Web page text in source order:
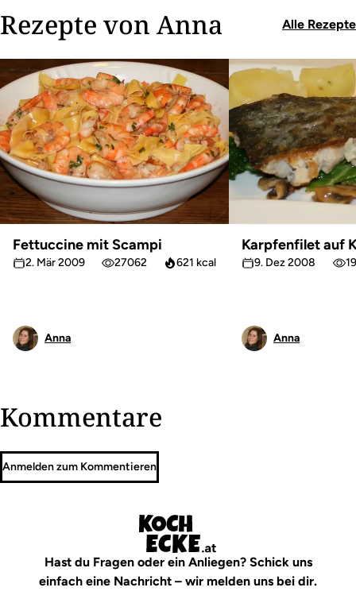
Rezepte von Anna Alle Rezepte
Fettuccine mit Scampi
2. Mär 2009 27062 621 kcal
Anna
Karpfenfilet auf
9. Dez 2008
Anna
Kommentare
Anmelden zum Kommentieren
Hast du Fragen oder ein Anliegen? Schick uns
einfach eine Nachricht – wir melden uns bei dir.